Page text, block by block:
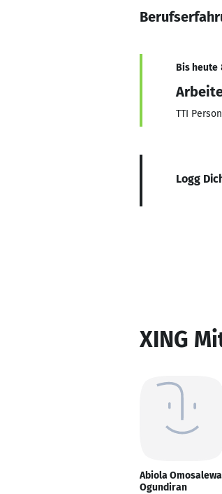
Bis heute
TTI
Logg
XING
Abiola Omosalewa
Ogundiran